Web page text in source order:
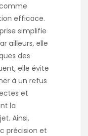
efficace.
simplifie
ailleurs, elle
des
elle évite
à un refus
et
la
Ainsi,
précision et